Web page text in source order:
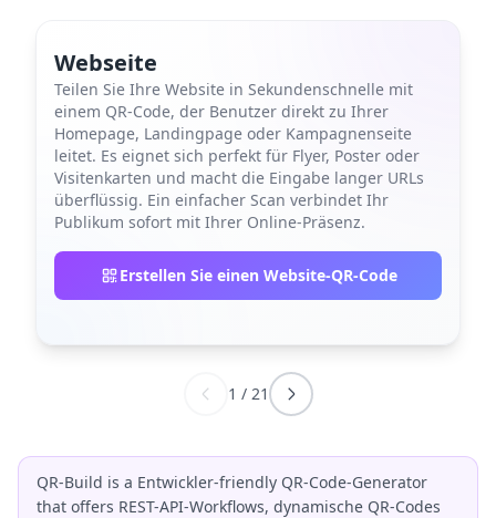
Webseite
Teilen Sie Ihre Website in Sekundenschnelle mit
einem QR-Code, der Benutzer direkt zu Ihrer
Homepage, Landingpage oder Kampagnenseite
leitet. Es eignet sich perfekt für Flyer, Poster oder
Visitenkarten und macht die Eingabe langer URLs
überflüssig. Ein einfacher Scan verbindet Ihr
Publikum sofort mit Ihrer Online-Präsenz.
Erstellen Sie einen Website-QR-Code
1 / 21
QR-Build is a Entwickler-friendly QR-Code-Generator
that offers REST-API-Workflows, dynamische QR-Codes